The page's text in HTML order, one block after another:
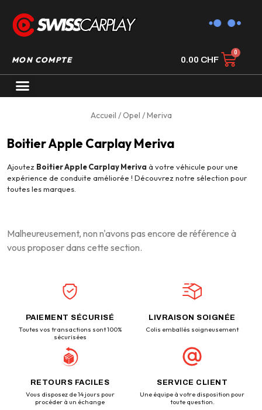
MON COMPTE 0.00 CHF
Accueil /Opel / Meriva
Boitier Apple Carplay Meriva
Ajoutez Boitier Apple Carplay Meriva à votre véhicule pour une
expérience de conduite améliorée ! Découvrez notre sélection pour
toutes les marques.
Malheureusement, non n'avons pas encore de référence à
vous proposer dans cette section.
PAIEMENT SÉCURISÉ
Toutes vos transactions sont 100%
sécurisées
LIVRAISON SOIGNÉE
Colis emballés soigneusement
RETOURS FACILES
Vous disposez de 14 jours pour
procéder à un échange
SERVICE CLIENT
Une équipe à votre disposition pour
toute question.